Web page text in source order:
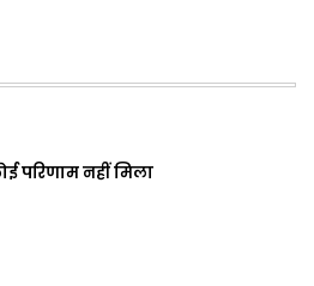
परिणाम नहीं मिला